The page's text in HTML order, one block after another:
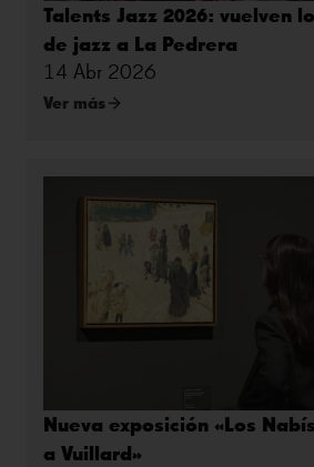
Talents Jazz 2026: vuelven
de jazz a La Pedrera
14 Abr 2026
Ver más
Nueva exposición «Los
a Vuillard»